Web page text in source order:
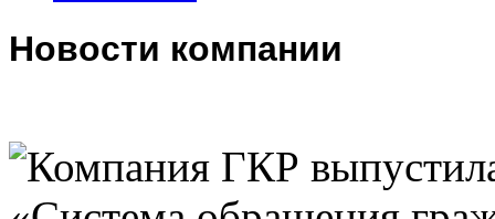
Новости компании